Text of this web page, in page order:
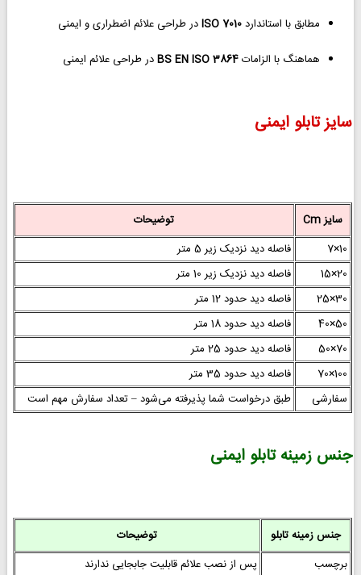
مطابق با استانداردISO 7010در طراحی علائم اضطراری و ایمنی
هماهنگ با الزاماتBS EN ISO 3864در طراحی علائم ایمنی
سایز تابلو ایمنی
سایز Cm
توضیحات
10×7
فاصله دید نزدیک زیر 5 متر
20×15
فاصله دید نزدیک زیر 10 متر
30×25
فاصله دید حدود 12 متر
50×40
فاصله دید حدود 18 متر
70×50
فاصله دید حدود 25 متر
100×70
فاصله دید حدود 35 متر
سفارشی
طبق درخواست شما پذیرفته می‌شود – تعداد سفارش مهم است
جنس زمینه تابلو ایمنی
جنس زمینه تابلو
توضیحات
برچسب
پس از نصب علائم قابلیت جابجایی ندارند